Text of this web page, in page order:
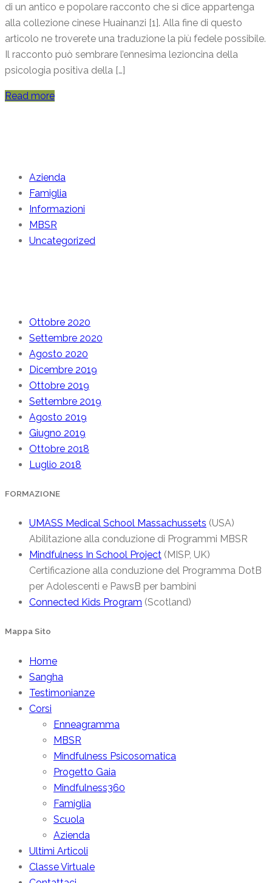
di un antico e popolare racconto che si dice appartenga
alla collezione cinese Huainanzi [1]. Alla fine di questo
articolo ne troverete una traduzione la più fedele possibile.
Il racconto può sembrare l’ennesima lezioncina della
psicologia positiva della […]
Read more
Azienda
Famiglia
Informazioni
MBSR
Uncategorized
Ottobre 2020
Settembre 2020
Agosto 2020
Dicembre 2019
Ottobre 2019
Settembre 2019
Agosto 2019
Giugno 2019
Ottobre 2018
Luglio 2018
FORMAZIONE
UMASS Medical School Massachussets (USA)
Abilitazione alla conduzione di Programmi MBSR
Mindfulness In School Project (MISP, UK)
Certificazione alla conduzione del Programma DotB
per Adolescenti e PawsB per bambini
Connected Kids Program (Scotland)
Mappa Sito
Home
Sangha
Testimonianze
Corsi
Enneagramma
MBSR
Mindfulness Psicosomatica
Progetto Gaia
Mindfulness360
Famiglia
Scuola
Azienda
Ultimi Articoli
Classe Virtuale